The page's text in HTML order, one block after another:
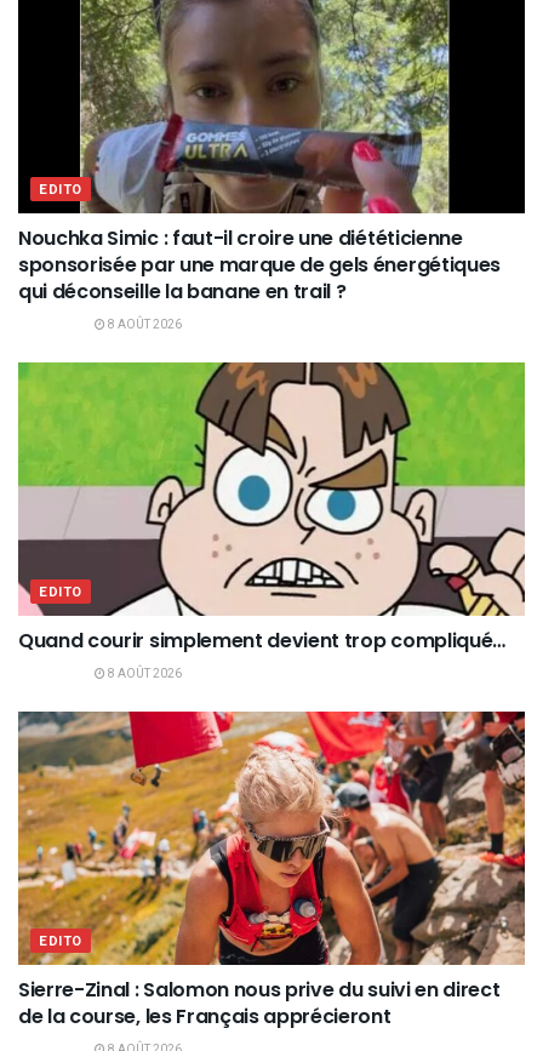
EDITO
Nouchka Simic : faut-il croire une diététicienne
sponsorisée par une marque de gels énergétiques
qui déconseille la banane en trail ?
8 AOÛT 2026
EDITO
Quand courir simplement devient trop compliqué…
8 AOÛT 2026
EDITO
Sierre-Zinal : Salomon nous prive du suivi en direct
de la course, les Français apprécieront